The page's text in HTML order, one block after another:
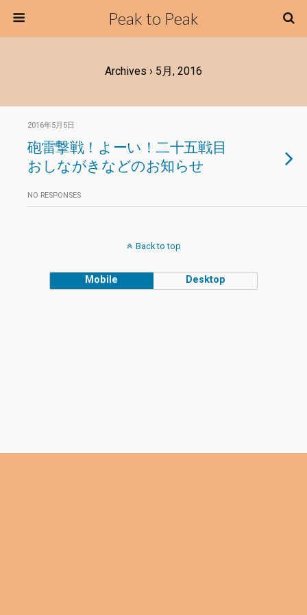
Peak to Peak
Archives › 5月, 2016
2016年5月5日
砲雷撃戦！よーい！二十五戦目
おしながきなどのお知らせ
NO RESPONSES
Back to top
Mobile Desktop